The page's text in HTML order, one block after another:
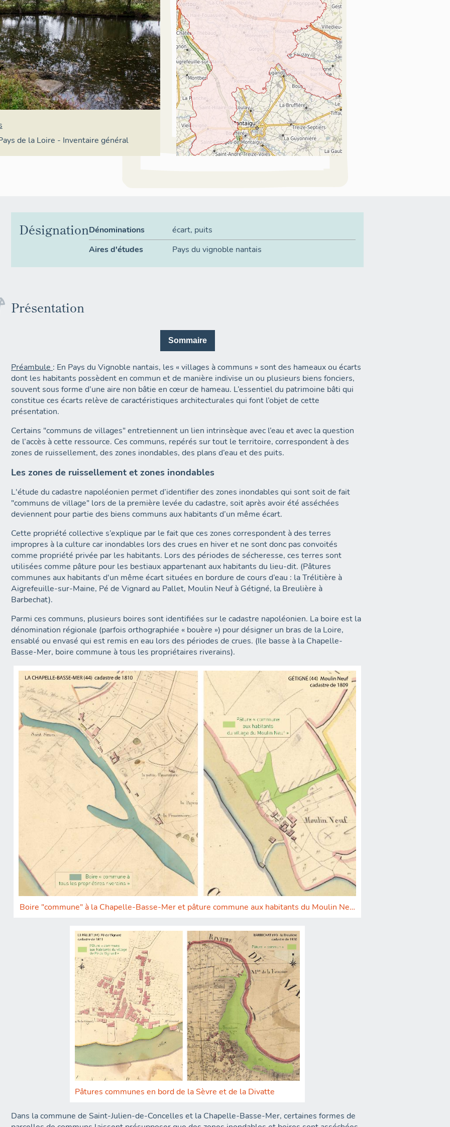
de la Loire - Inventaire général
DésignationDénominations écart, puits
Aires d'études
Pays du vignoble nantais
Présentation
Sommaire
Préambule : En Pays du Vignoble nantais, les « villages à communs » sont des hameaux ou écarts
dont les habitants possèdent en commun et de manière indivise un ou plusieurs biens fonciers,
souvent sous forme d’une aire non bâtie en cœur de hameau. L’essentiel du patrimoine bâti qui
constitue ces écarts relève de caractéristiques architecturales qui font l’objet de cette
présentation.
Certains "communs de villages" entretiennent un lien intrinsèque avec l’eau et avec la question
de l’accès à cette ressource. Ces communs, repérés sur tout le territoire, correspondent à des
zones de ruissellement, des zones inondables, des plans d’eau et des puits.
Les zones de ruissellement et zones inondables
L'étude du cadastre napoléonien permet d’identifier des zones inondables qui sont soit de fait
"communs de village" lors de la première levée du cadastre, soit après avoir été asséchées
deviennent pour partie des biens communs aux habitants d’un même écart.
Cette propriété collective s’explique par le fait que ces zones correspondent à des terres
impropres à la culture car inondables lors des crues en hiver et ne sont donc pas convoités
comme propriété privée par les habitants. Lors des périodes de sécheresse, ces terres sont
utilisées comme pâture pour les bestiaux appartenant aux habitants du lieu-dit. (Pâtures
communes aux habitants d'un même écart situées en bordure de cours d’eau : la Trélitière à
Aigrefeuille-sur-Maine, Pé de Vignard au Pallet, Moulin Neuf à Gétigné, la Breulière à
Barbechat).
Parmi ces communs, plusieurs boires sont identifiées sur le cadastre napoléonien. La boire est la
dénomination régionale (parfois orthographiée « bouère ») pour désigner un bras de la Loire,
ensablé ou envasé qui est remis en eau lors des périodes de crues. (Ile basse à la Chapelle-
Basse-Mer, boire commune à tous les propriétaires riverains).
Boire "commune" à la Chapelle-Basse-Mer et pâture commune aux habitants du Moulin Neuf à Gétigné
Pâtures communes en bord de la Sèvre et de la Divatte
Dans la commune de Saint-Julien-de-Concelles et la Chapelle-Basse-Mer, certaines formes de